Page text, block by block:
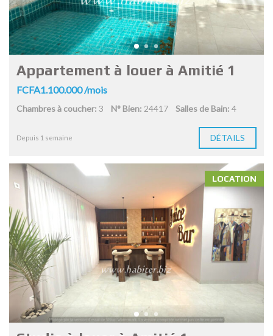
Appartement à louer à Amitié 1
FCFA1.100.000 /mois
Chambres à coucher: 3 N° Bien: 24417 Salles de Bain: 4
Depuis 1 semaine DÉTAILS
LOCATION